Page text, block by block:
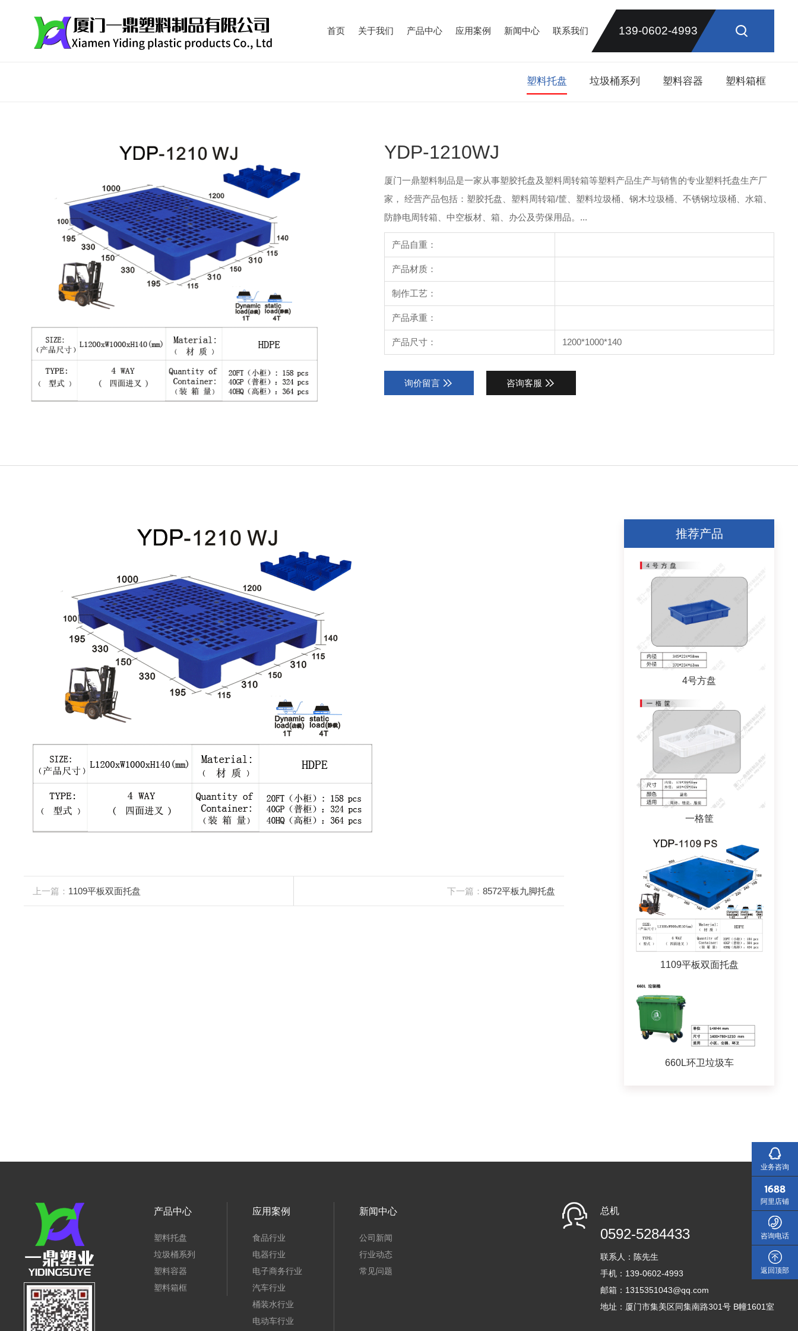
139-0602-4993
首页 关于我们 产品中心 应用案例 新闻中心 联系我们
业务咨询
阿里店铺
咨询电话
返回顶部
塑料托盘 垃圾桶系列 塑料容器 塑料箱框
YDP-1210WJ
厦门一鼎塑料制品是一家从事塑胶托盘及塑料周转箱等塑料产品生产与销售的专业塑料托盘生产厂
家， 经营产品包括：塑胶托盘、塑料周转箱/筐、塑料垃圾桶、钢木垃圾桶、不锈钢垃圾桶、水箱、
防静电周转箱、中空板材、箱、办公及劳保用品。...
产品自重：
产品材质：
制作工艺：
产品承重：
产品尺寸： 1200*1000*140
询价留言 咨询客服
上一篇： 1109平板双面托盘 下一篇：8572平板九脚托盘
推荐产品
4号方盘
一格筐
1109平板双面托盘
660L环卫垃圾车
产品中心
塑料托盘
垃圾桶系列
塑料容器
塑料箱框
应用案例
食品行业
电器行业
电子商务行业
汽车行业
桶装水行业
电动车行业
新闻中心
公司新闻
行业动态
常见问题
总机
0592-5284433
联系人：陈先生
手机：139-0602-4993
邮箱：1315351043@qq.com
地址：厦门市集美区同集南路301号 B幢1601室